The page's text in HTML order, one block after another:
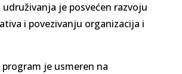
udruživanja je posvećen razvoju
i povezivanju organizacija i
je usmeren na